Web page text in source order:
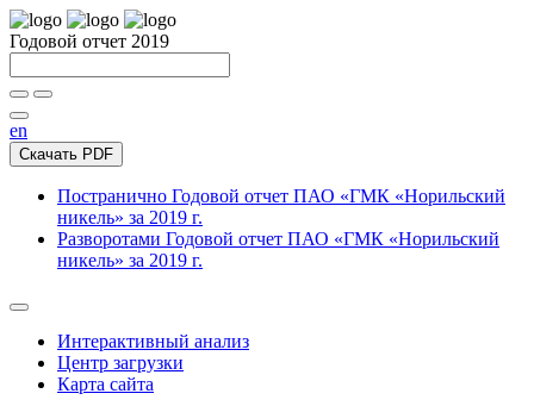
Годовой отчет 2019
en
Скачать PDF
Постранично Годовой отчет ПАО «ГМК «Норильский
никель» за 2019 г.
Разворотами Годовой отчет ПАО «ГМК «Норильский
никель» за 2019 г.
Интерактивный анализ
Центр загрузки
Карта сайта